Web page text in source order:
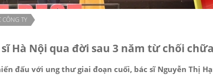
CÔNG TY
Hà Nội qua đời sau 3 năm từ chối
đấu với ung thư giai đoạn cuối, bác sĩ Nguyễn Thị